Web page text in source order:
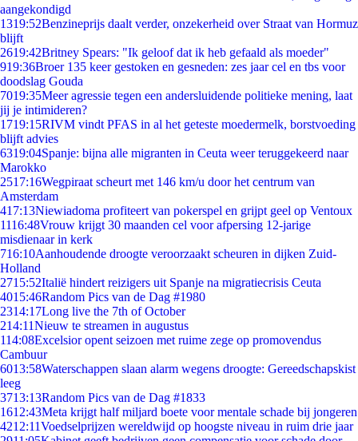
aangekondigd
1319:52Benzineprijs daalt verder, onzekerheid over Straat van Hormuz
blijft
2619:42Britney Spears: "Ik geloof dat ik heb gefaald als moeder"
919:36Broer 135 keer gestoken en gesneden: zes jaar cel en tbs voor
doodslag Gouda
7019:35Meer agressie tegen een andersluidende politieke mening, laat
jij je intimideren?
1719:15RIVM vindt PFAS in al het geteste moedermelk, borstvoeding
blijft advies
6319:04Spanje: bijna alle migranten in Ceuta weer teruggekeerd naar
Marokko
2517:16Wegpiraat scheurt met 146 km/u door het centrum van
Amsterdam
417:13Niewiadoma profiteert van pokerspel en grijpt geel op Ventoux
1116:48Vrouw krijgt 30 maanden cel voor afpersing 12-jarige
misdienaar in kerk
716:10Aanhoudende droogte veroorzaakt scheuren in dijken Zuid-
Holland
2715:52Italië hindert reizigers uit Spanje na migratiecrisis Ceuta
4015:46Random Pics van de Dag #1980
2314:17Long live the 7th of October
214:11Nieuw te streamen in augustus
114:08Excelsior opent seizoen met ruime zege op promovendus
Cambuur
6013:58Waterschappen slaan alarm wegens droogte: Gereedschapskist
leeg
3713:13Random Pics van de Dag #1833
1612:43Meta krijgt half miljard boete voor mentale schade bij jongeren
4212:11Voedselprijzen wereldwijd op hoogste niveau in ruim drie jaar